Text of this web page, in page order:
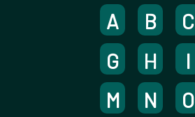
A B C
G
H I
M
N O